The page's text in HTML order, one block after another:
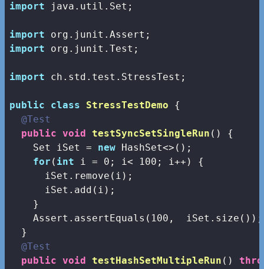
import java.util.Set;
import
import org.junit.Test;
import ch.std.test.StressTest;
public class StressTestDemo
{
@Test
public void testSyncSetSingleRun ()
{
    Set
iSet = new HashSet<>();
for ( int i = 0 ; i< 100 ; i++) {
      iSet.remove(i);
      iSet.add(i);
    }
    Assert.assertEquals(
100 ,  iSet.size());
  }
@Test
public void testHashSetMultipleRun ()